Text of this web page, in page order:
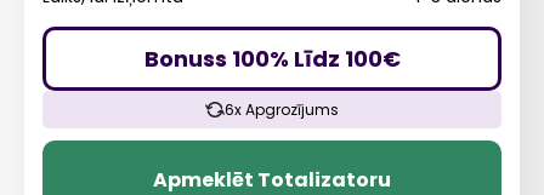
Bonuss 100% Līdz 100€
Apmeklēt Totalizatoru